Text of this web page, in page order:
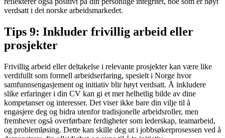
verdsatt i det norske arbeidsmarkedet.
Tips 9: Inkluder frivillig arbeid eller
prosjekter
Frivillig arbeid eller deltakelse i relevante prosjekter kan være like
verdifullt som formell arbeidserfaring, spesielt i Norge hvor
samfunnsengasjement og initiativ blir høyt verdsatt. Å inkludere
slike erfaringer i din CV kan gi et mer helhetlig bilde av dine
kompetanser og interesser. Det viser ikke bare din vilje til å
engasjere deg og bidra utenfor tradisjonelle arbeidsroller, men
fremhever også overførbare ferdigheter som lederskap, teamarbeid,
og problemløsing. Dette kan skille deg ut i jobbsøkerprosessen ved å